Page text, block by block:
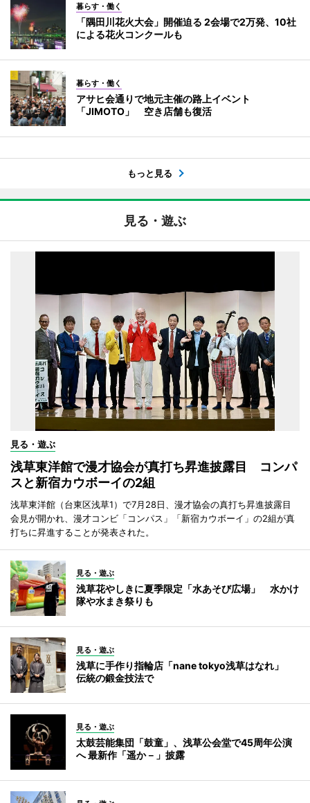
暮らす・働く
「隅田川花火大会」開催迫る 2会場で2万発、10社
による花火コンクールも
暮らす・働く
アサヒ会通りで地元主催の路上イベント
「JIMOTO」 空き店舗も復活
もっと見る
見る・遊ぶ
見る・遊ぶ
浅草東洋館で漫才協会が真打ち昇進披露目 コンパ
スと新宿カウボーイの2組
浅草東洋館（台東区浅草1）で7月28日、漫才協会の真打ち昇進披露目
会見が開かれ、漫才コンビ「コンパス」「新宿カウボーイ」の2組が真
打ちに昇進することが発表された。
見る・遊ぶ
浅草花やしきに夏季限定「水あそび広場」 水かけ
隊や水まき祭りも
見る・遊ぶ
浅草に手作り指輪店「nane tokyo浅草はなれ」
伝統の鍛金技法で
見る・遊ぶ
太鼓芸能集団「鼓童」、浅草公会堂で45周年公演
へ 最新作「遥か－」披露